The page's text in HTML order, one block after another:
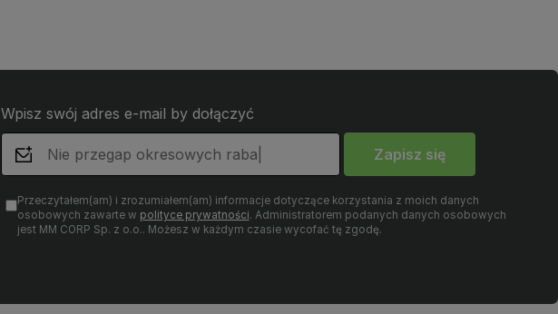
Wpisz swój adres e-mail by dołączyć
Zapisz się
Przeczytałem(am) i zrozumiałem(am) informacje dotyczące korzystania z moich danych
osobowych zawarte w polityce prywatności. Administratorem podanych danych osobowych
jest MM CORP Sp. z o.o.. Możesz w każdym czasie wycofać tę zgodę.